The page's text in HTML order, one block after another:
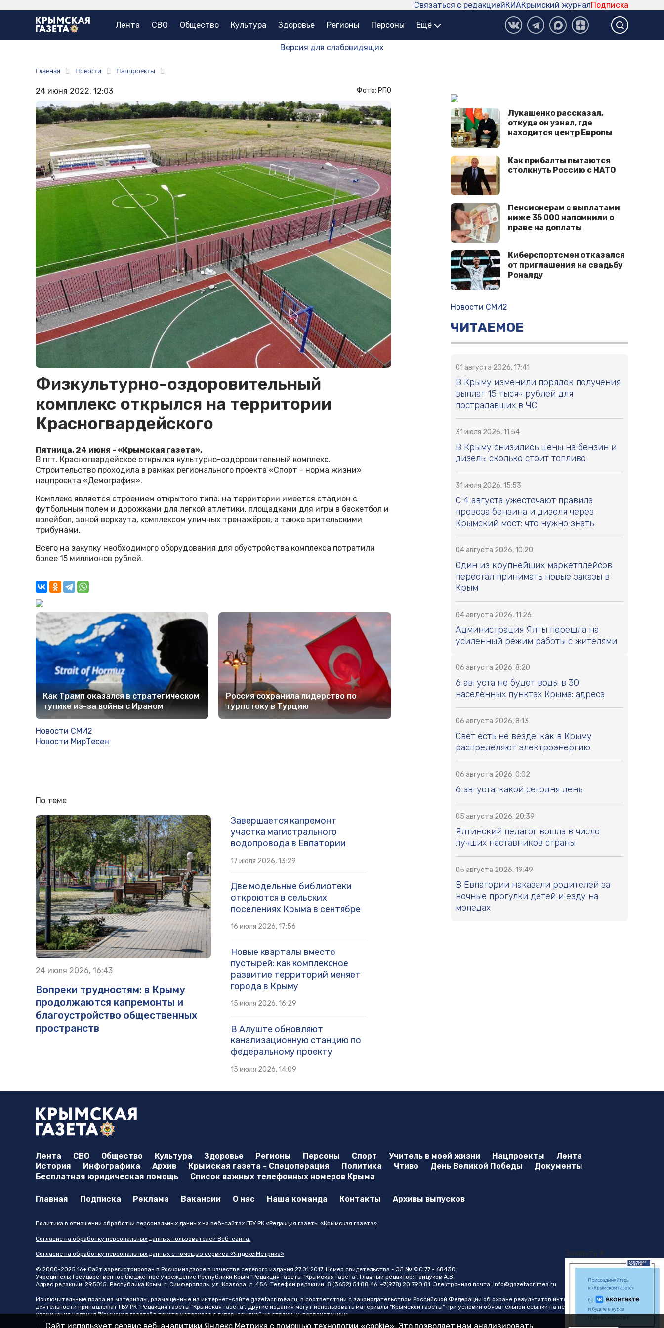
Подписка
Крымский журнал
КИА
Связаться с редакцией
Лента СВО Общество Культура Здоровье Регионы Персоны Ещё
Версия для слабовидящих
Главная Новости Нацпроекты
24 июня 2022, 12:03 Фото: РПО
Физкультурно-оздоровительный
комплекс открылся на территории
Красногвардейского
Пятница, 24 июня - «Крымская газета».
В пгт. Красногвардейское открылся культурно-оздоровительный комплекс.
Строительство проходила в рамках регионального проекта «Спорт - норма жизни»
нацпроекта «Демография».
Комплекс является строением открытого типа: на территории имеется стадион с
футбольным полем и дорожками для легкой атлетики, площадками для игры в баскетбол и
волейбол, зоной воркаута, комплексом уличных тренажёров, а также зрительскими
трибунами.
Всего на закупку необходимого оборудования для обустройства комплекса потратили
более 15 миллионов рублей.
Как Трамп оказался в стратегическом
тупике из-за войны с Ираном
Россия сохранила лидерство по
турпотоку в Турцию
Новости СМИ2
Новости МирТесен
По теме
24 июля 2026, 16:43
Вопреки трудностям: в Крыму
продолжаются капремонты и
благоустройство общественных
пространств
Завершается капремонт
участка магистрального
водопровода в Евпатории
17 июля 2026, 13:29
Две модельные библиотеки
откроются в сельских
поселениях Крыма в сентябре
16 июля 2026, 17:56
Новые кварталы вместо
пустырей: как комплексное
развитие территорий меняет
города в Крыму
15 июля 2026, 16:29
В Алуште обновляют
канализационную станцию по
федеральному проекту
15 июля 2026, 14:09
Лукашенко рассказал,
откуда он узнал, где
находится центр Европы
Как прибалты пытаются
столкнуть Россию с НАТО
Пенсионерам с выплатами
ниже 35 000 напомнили о
праве на доплаты
Киберспортсмен отказался
от приглашения на свадьбу
Роналду
Новости СМИ2
ЧИТАЕМОЕ
01 августа 2026, 17:41
В Крыму изменили порядок получения
выплат 15 тысяч рублей для
пострадавших в ЧС
31 июля 2026, 11:54
В Крыму снизились цены на бензин и
дизель: сколько стоит топливо
31 июля 2026, 15:53
С 4 августа ужесточают правила
провоза бензина и дизеля через
Крымский мост: что нужно знать
04 августа 2026, 10:20
Один из крупнейших маркетплейсов
перестал принимать новые заказы в
Крым
04 августа 2026, 11:26
Администрация Ялты перешла на
усиленный режим работы с жителями
06 августа 2026, 8:20
6 августа не будет воды в 30
населённых пунктах Крыма: адреса
06 августа 2026, 8:13
Свет есть не везде: как в Крыму
распределяют электроэнергию
06 августа 2026, 0:02
6 августа: какой сегодня день
05 августа 2026, 20:39
Ялтинский педагог вошла в число
лучших наставников страны
05 августа 2026, 19:49
В Евпатории наказали родителей за
ночные прогулки детей и езду на
мопедах
Закрыть X
Лента СВО Общество Культура Здоровье Регионы Персоны Спорт Учитель в моей жизни Нацпроекты
Лента
История
Инфографика Архив Крымская газета - Спецоперация Политика Чтиво День Великой Победы
Документы
Бесплатная юридическая помощь
Список важных телефонных номеров Крыма
Главная Подписка Реклама Вакансии О нас Наша команда Контакты Архивы выпусков
Политика в отношении обработки персональных данных на веб-сайтах ГБУ РК «Редакция газеты «Крымская газета».
Согласие на обработку персональных данных пользователей Веб-сайта.
Согласие на обработку персональных данных с помощью сервиса «Яндекс.Метрика»
© 2000-2025 16+ Сайт зарегистрирован в Роскомнадзоре в качестве сетевого издания 27.01.2017. Номер свидетельства - ЭЛ № ФС 77 - 68430.
Учредитель: Государственное бюджетное учреждение Республики Крым "Редакция газеты "Крымская газета". Главный редактор: Гайдуков А.В.
Адрес редакции: 295015, Республика Крым, г. Симферополь, ул. Козлова, д. 45А. Телефон редакции: 8 (3652) 51 88 46, +7(978) 20 790 81. Электронная почта: info@gazetacrimea.ru
Исключительные права на материалы, размещённые на интернет-сайте gazetacrimea.ru, в соответствии с законодательством Российской Федерации об охране результатов интеллектуальной
деятельности принадлежат ГБУ РК "Редакция газеты "Крымская газета". Другие издания могут использовать материалы "Крымской газеты" при условии обязательной ссылки на первоисточник в виде
упоминания издания "Крымская газета" в тексте материала с гипер-ссылкой на страницу-первоисточник
Сайт использует сервис веб-аналитики Яндекс Метрика с помощью технологии «cookie». Это позволяет нам анализировать